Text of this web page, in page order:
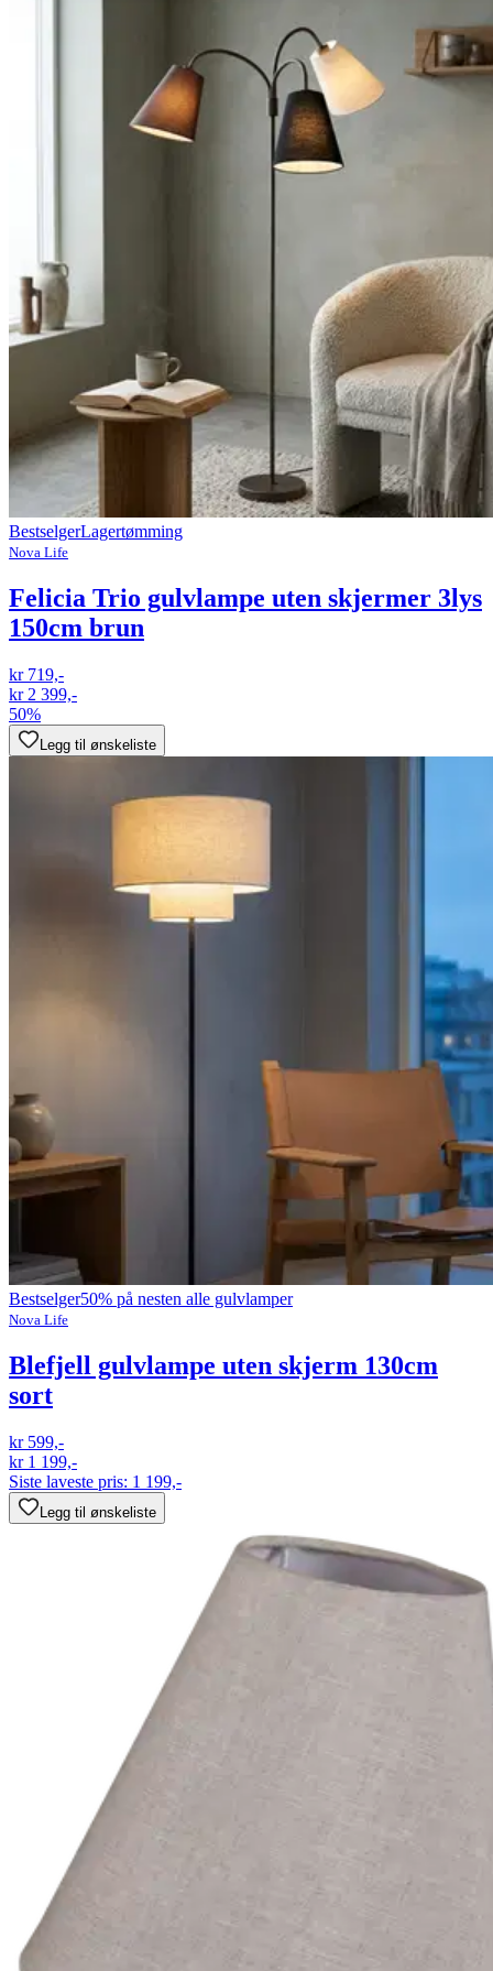
BestselgerLagertømming
Nova Life
Felicia Trio gulvlampe uten skjermer 3lys
150cm brun
kr 719,-
kr 2 399,-
50%
Legg til ønskeliste
Bestselger50% på nesten alle gulvlamper
Nova Life
Blefjell gulvlampe uten skjerm 130cm
sort
kr 599,-
kr 1 199,-
Siste laveste pris: 1 199,-
Legg til ønskeliste